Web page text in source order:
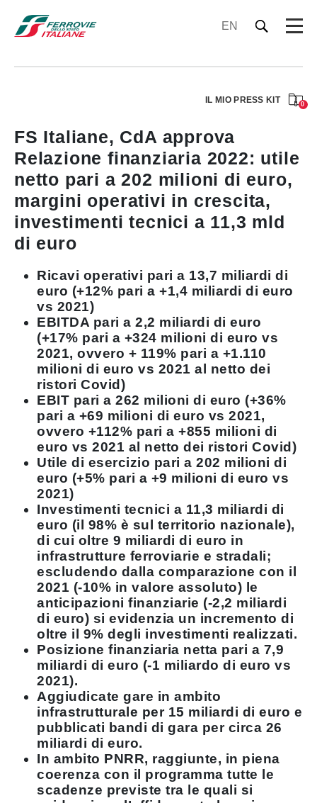
EN
IL MIO PRESS KIT 0
FS Italiane, CdA approva
Relazione finanziaria 2022: utile
netto pari a 202 milioni di euro,
margini operativi in crescita,
investimenti tecnici a 11,3 mld
di euro
Ricavi operativi pari a 13,7 miliardi di
euro (+12% pari a +1,4 miliardi di euro
vs 2021)
EBITDA pari a 2,2 miliardi di euro
(+17% pari a +324 milioni di euro vs
2021, ovvero + 119% pari a +1.110
milioni di euro vs 2021 al netto dei
ristori Covid)
EBIT pari a 262 milioni di euro (+36%
pari a +69 milioni di euro vs 2021,
ovvero +112% pari a +855 milioni di
euro vs 2021 al netto dei ristori Covid)
Utile di esercizio pari a 202 milioni di
euro (+5% pari a +9 milioni di euro vs
2021)
Investimenti tecnici a 11,3 miliardi di
euro (il 98% è sul territorio nazionale),
di cui oltre 9 miliardi di euro in
infrastrutture ferroviarie e stradali;
escludendo dalla comparazione con il
2021 (-10% in valore assoluto) le
anticipazioni finanziarie (-2,2 miliardi
di euro) si evidenzia un incremento di
oltre il 9% degli investimenti realizzati.
Posizione finanziaria netta pari a 7,9
miliardi di euro (-1 miliardo di euro vs
2021).
Aggiudicate gare in ambito
infrastrutturale per 15 miliardi di euro e
pubblicati bandi di gara per circa 26
miliardi di euro.
In ambito PNRR, raggiunte, in piena
coerenza con il programma tutte le
scadenze previste tra le quali si